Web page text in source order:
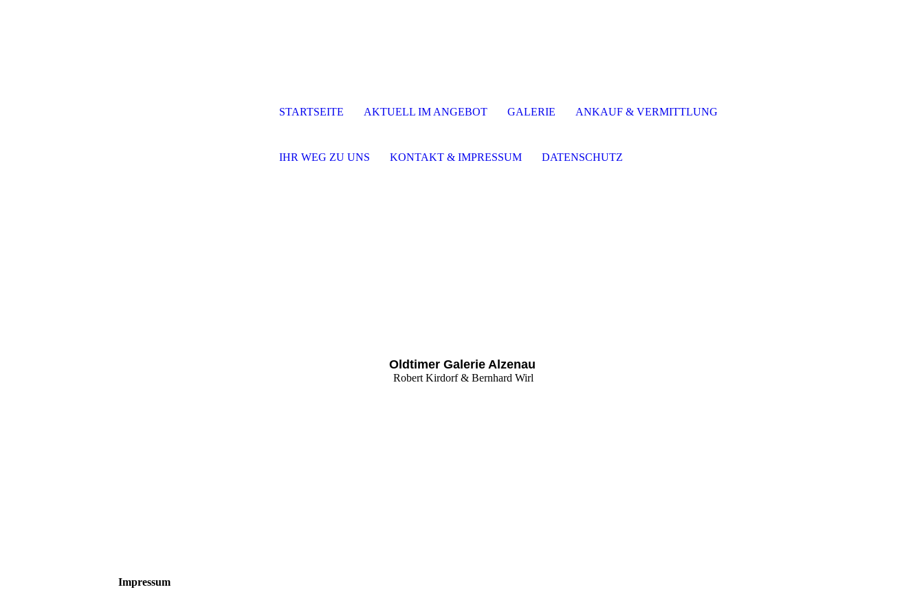
Oldtimer Galerie Alzenau
Robert Kirdorf & Bernhard Wirl
Impressum
STARTSEITE AKTUELL IM ANGEBOT GALERIE ANKAUF & VERMITTLUNG
IHR WEG ZU UNS KONTAKT & IMPRESSUM DATENSCHUTZ